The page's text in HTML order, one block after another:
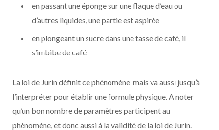
en passant une éponge sur une flaque d’eau ou
d’autres liquides, une partie est aspirée
en plongeant un sucre dans une tasse de café, il
s’imbibe de café
La loi de Jurin définit ce phénomène, mais va aussi jusqu’à
l’interpréter pour établir une formule physique. A noter
qu’un bon nombre de paramètres participent au
phénomène, et donc aussi à la validité de la loi de Jurin.